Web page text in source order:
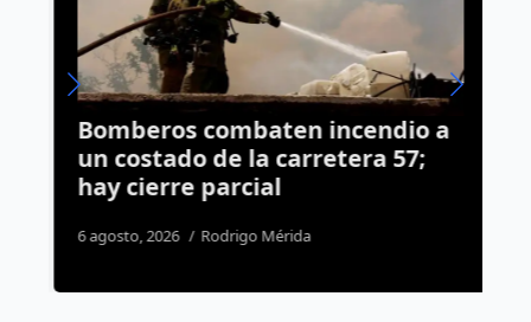
Bomberos combaten incendio a
un costado de la carretera 57;
hay cierre parcial
6 agosto, 2026 Rodrigo Mérida